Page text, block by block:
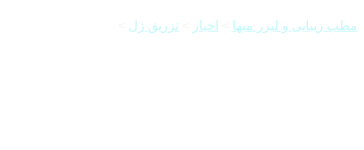
مطب زیبایی و لیزر میها اخبار تزریق ژل